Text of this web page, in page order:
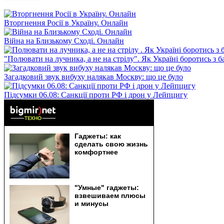
Вторгнення Росії в Україну. Онлайн
Війна на Близькому Сході. Онлайн
"Полювати на лучника, а не на стрілу". Як Україні боротись з
Загадковий звук вибуху налякав Москву: що це було
Підсумки 06.08: Санкції проти РФ і дрон у Лейпцигу